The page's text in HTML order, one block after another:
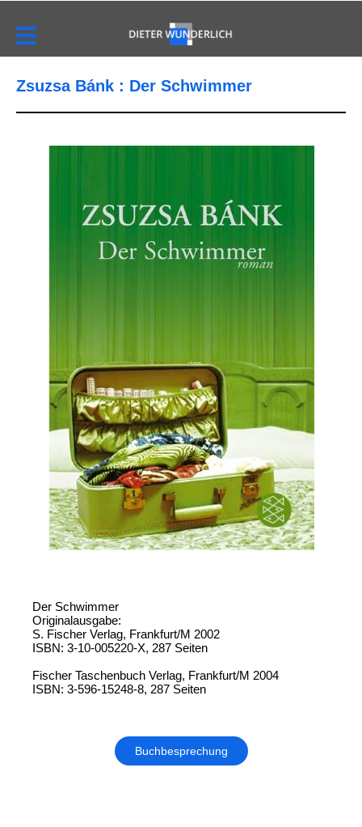
Zsuzsa Bánk : Der Schwimmer
Der Schwimmer
Originalausgabe:
S. Fischer Verlag, Frankfurt/M 2002
ISBN: 3-10-005220-X, 287 Seiten
Fischer Taschenbuch Verlag, Frankfurt/M 2004
ISBN: 3-596-15248-8, 287 Seiten
Buchbesprechung